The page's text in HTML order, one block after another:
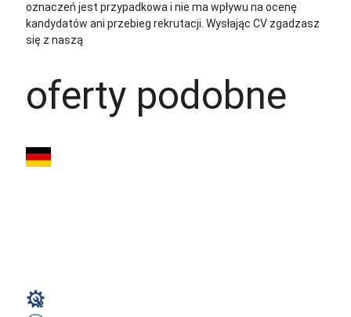
oznaczeń jest przypadkowa i nie ma wpływu na ocenę
kandydatów ani przebieg rekrutacji. Wysłając CV zgadzasz
się z naszą
oferty podobne
Ślusarz i Spawacz